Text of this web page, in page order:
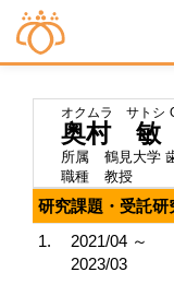
オクムラ サトシ
奥村 敏
所属
鶴見大学
職種
教授
研究課題・受託研
1.
2021/04 ～
2023/03